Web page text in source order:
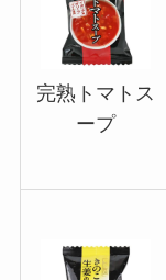
完熟トマトス
ープ